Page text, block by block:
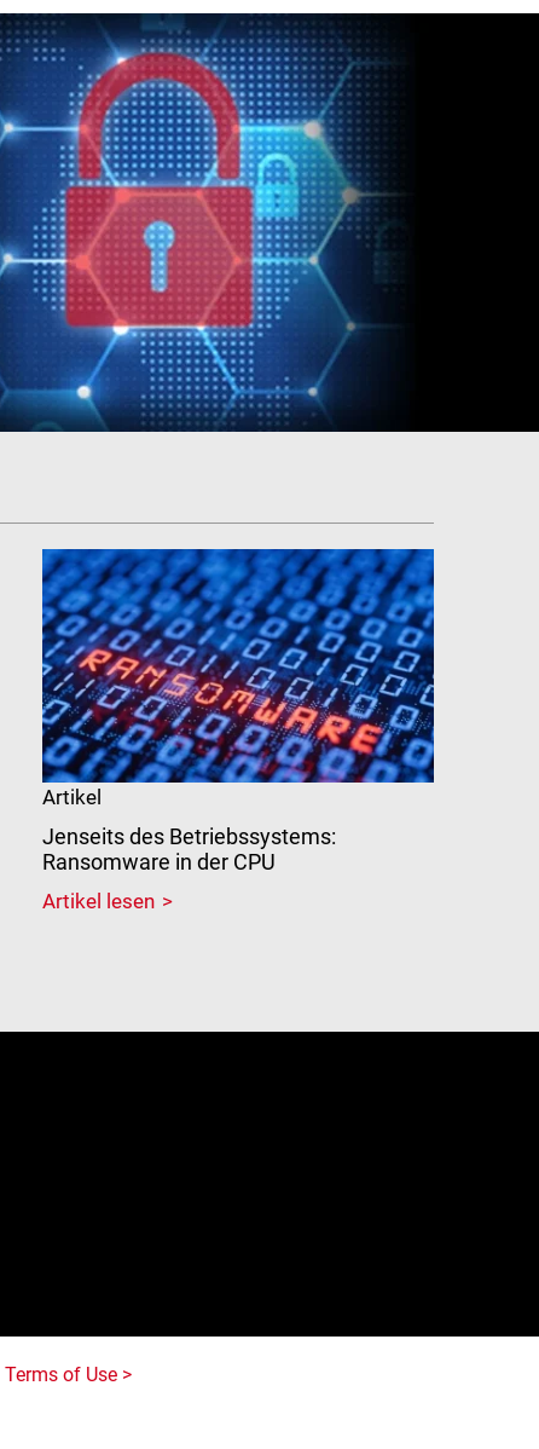
Artikel
Jenseits des Betriebssystems:
Ransomware in der CPU
Artikel lesen
Terms of Use >